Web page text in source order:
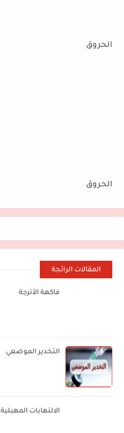
الحروق
الحروق
المقالات الرائجة
فاكهة الأترجة
التخدير الموضعي
الالتهابات المهبلية